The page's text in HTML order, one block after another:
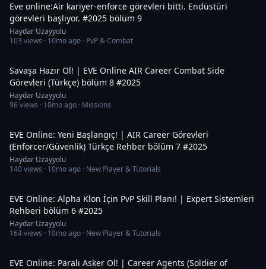
Eve online:Air kariyer-enforce görevleri bitti. Endüstüri
görevleri başlıyor. #2025 bölüm 9
Haydar Uzayyolu
103 views · 10mo ago · PvP & Combat
Savaşa Hazır Ol! | EVE Online AIR Career Combat Side
Görevleri (Türkçe) bölüm 8 #2025
Haydar Uzayyolu
96views · 10mo ago · Missions
EVE Online: Yeni Başlangıç! | AIR Career Görevleri
(Enforcer/Güvenlik) Türkçe Rehber bölüm 7 #2025
Haydar Uzayyolu
140views · 10mo ago · New Player & Tutorials
EVE Online: Alpha Klon İçin PvP Skill Planı! | Expert Sistemleri
Rehberi bölüm 6 #2025
Haydar Uzayyolu
164views · 10mo ago · New Player & Tutorials
EVE Online: Paralı Asker Ol! | Career Agents (Soldier of